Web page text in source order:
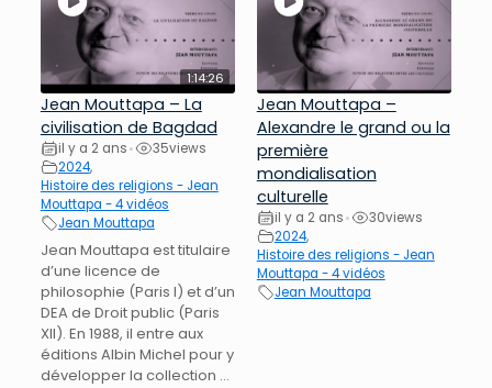
1:14:26
Jean Mouttapa – La
civilisation de Bagdad
il y a 2 ans • 35views
2024,
Histoire des religions - Jean
Mouttapa - 4 vidéos
Jean Mouttapa
Jean Mouttapa est titulaire
d’une licence de
philosophie (Paris I) et d’un
DEA de Droit public (Paris
XII). En 1988, il entre aux
éditions Albin Michel pour y
développer la collection ...
Jean Mouttapa –
Alexandre le grand ou la
première
mondialisation
culturelle
il y a 2 ans • 30views
2024,
Histoire des religions - Jean
Mouttapa - 4 vidéos
Jean Mouttapa